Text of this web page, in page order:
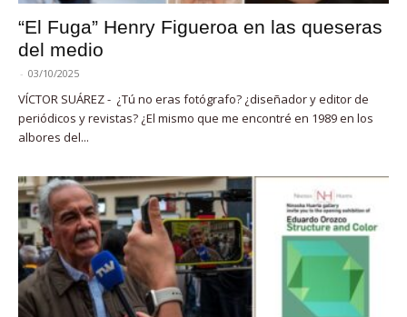
“El Fuga” Henry Figueroa en las queseras
del medio
- 03/10/2025
VÍCTOR SUÁREZ - ¿Tú no eras fotógrafo? ¿diseñador y editor de
periódicos y revistas? ¿El mismo que me encontré en 1989 en los
albores del...